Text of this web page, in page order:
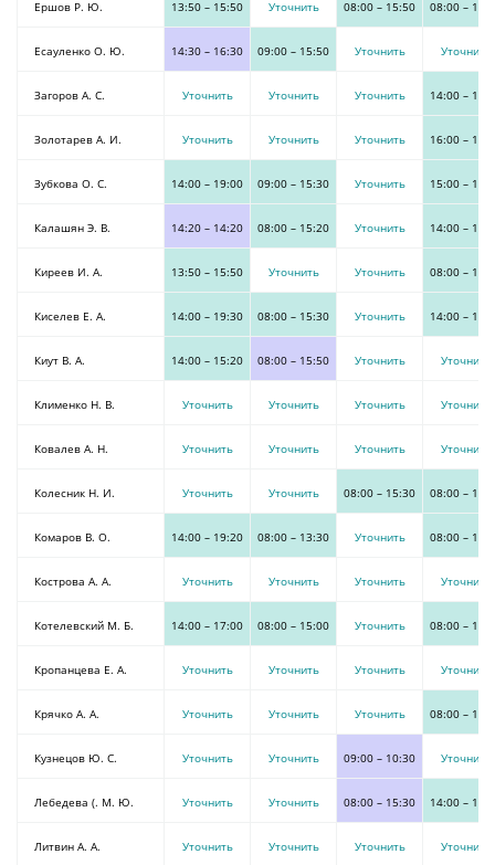
Ершов Р. Ю. 13:50 – 15:50 Уточнить 08:00 – 15:50 08:00 –
Есауленко О. Ю. 14:30 – 16:30 09:00 – 15:50 Уточнить Уточнить
Загоров А. С. Уточнить Уточнить Уточнить 14:00 –
Золотарев А. И. Уточнить Уточнить Уточнить 16:00 –
Зубкова О. С. 14:00 – 19:00 09:00 – 15:30 Уточнить 15:00 –
Калашян Э. В. 14:20 – 14:20 08:00 – 15:20 Уточнить 14:00 –
Киреев И. А. 13:50 – 15:50 Уточнить Уточнить 08:00 –
Киселев Е. А. 14:00 – 19:30 08:00 – 15:30 Уточнить 14:00 –
Киут В. А. 14:00 – 15:20 08:00 – 15:50 Уточнить Уточнить
Клименко Н. В. Уточнить Уточнить Уточнить Уточнить
Ковалев А. Н. Уточнить Уточнить Уточнить Уточнить
Колесник Н. И. Уточнить Уточнить 08:00 – 15:30 08:00 –
Комаров В. О. 14:00 – 19:20 08:00 – 13:30 Уточнить 08:00 –
Кострова А. А. Уточнить Уточнить Уточнить Уточнить
Котелевский М. Б. 14:00 – 17:00 08:00 – 15:00 Уточнить 08:00 –
Кропанцева Е. А. Уточнить Уточнить Уточнить Уточнить
Крячко А. А. Уточнить Уточнить Уточнить 08:00 –
Кузнецов Ю. С. Уточнить Уточнить 09:00 – 10:30 Уточнить
Лебедева (. М. Ю. Уточнить Уточнить 08:00 – 15:30 14:00 –
Литвин А. А. Уточнить Уточнить Уточнить Уточнить